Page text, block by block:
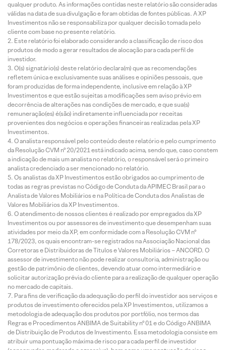
qualquer produto. As informações contidas neste relatório são consideradas
válidas na data de sua divulgação e foram obtidas de fontes públicas. A XP
Investimentos não se responsabiliza por qualquer decisão tomada pelo
cliente com base no presente relatório.
Este relatório foi elaborado considerando a classificação de risco dos
produtos de modo a gerar resultados de alocação para cada perfil de
investidor.
O(s) signatário(s) deste relatório declara(m) que as recomendações
refletem única e exclusivamente suas análises e opiniões pessoais, que
foram produzidas de forma independente, inclusive em relação à XP
Investimentos e que estão sujeitas a modificações sem aviso prévio em
decorrência de alterações nas condições de mercado, e que sua(s)
remuneração(es) é(são) indiretamente influenciada por receitas
provenientes dos negócios e operações financeiras realizadas pela XP
Investimentos.
O analista responsável pelo conteúdo deste relatório e pelo cumprimento
da Resolução CVM nº 20/2021 está indicado acima, sendo que, caso constem
a indicação de mais um analista no relatório, o responsável será o primeiro
analista credenciado a ser mencionado no relatório.
Os analistas da XP Investimentos estão obrigados ao cumprimento de
todas as regras previstas no Código de Conduta da APIMEC Brasil para o
Analista de Valores Mobiliários e na Política de Conduta dos Analistas de
Valores Mobiliários da XP Investimentos.
O atendimento de nossos clientes é realizado por empregados da XP
Investimentos ou por assessores de investimento que desempenham suas
atividades por meio da XP, em conformidade com a Resolução CVM nº
178/2023, os quais encontram-se registrados na Associação Nacional das
Corretoras e Distribuidoras de Títulos e Valores Mobiliários – ANCORD. O
assessor de investimento não pode realizar consultoria, administração ou
gestão de patrimônio de clientes, devendo atuar como intermediário e
solicitar autorização prévia do cliente para a realização de qualquer operação
no mercado de capitais.
Para fins de verificação da adequação do perfil do investidor aos serviços e
produtos de investimento oferecidos pela XP Investimentos, utilizamos a
metodologia de adequação dos produtos por portfólio, nos termos das
Regras e Procedimentos ANBIMA de Suitability nº 01 e do Código ANBIMA
de Distribuição de Produtos de Investimento. Essa metodologia consiste em
atribuir uma pontuação máxima de risco para cada perfil de investidor